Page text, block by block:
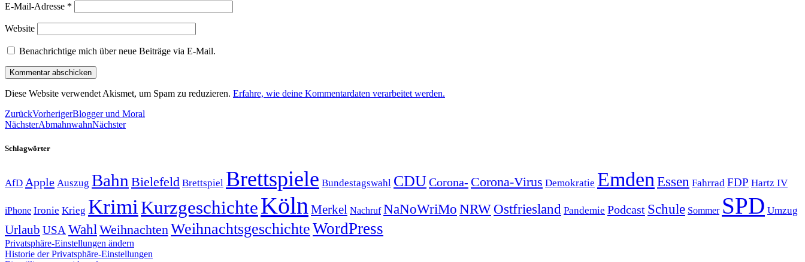
E-Mail-Adresse *
Website
Benachrichtige mich über neue Beiträge via E-Mail.
Diese Website verwendet Akismet, um Spam zu reduzieren. Erfahre, wie deine Kommentardaten verarbeitet werden.
ZurückVorherigerBlogger und Moral
NächsterAbmahnwahnNächster
Schlagwörter
AfD Apple Auszug Bahn Bielefeld Brettspiel Brettspiele Bundestagswahl CDUCorona- Corona-Virus Demokratie Emden Essen Fahrrad FDP Hartz IV
iPhone Ironie Krieg KrimiKurzgeschichteKöln Merkel Nachruf NaNoWriMo NRWOstfriesland Pandemie Podcast Schule Sommer SPD Umzug
Urlaub USA Wahl Weihnachten WeihnachtsgeschichteWordPress
Privatsphäre-Einstellungen ändern
Historie der Privatsphäre-Einstellungen